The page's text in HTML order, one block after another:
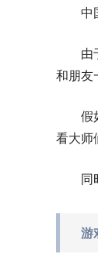
中
由
和朋友
假
看大师
同
游